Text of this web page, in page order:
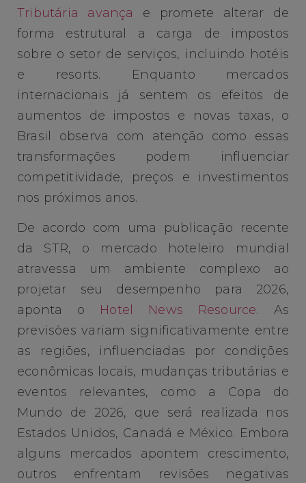
Tributária avança
e promete alterar de
forma estrutural a carga de impostos
sobre o setor de serviços, incluindo hotéis
e resorts. Enquanto mercados
internacionais já sentem os efeitos de
aumentos de impostos e novas taxas, o
Brasil observa com atenção como essas
transformações podem influenciar
competitividade, preços e investimentos
nos próximos anos.
De acordo com uma publicação recente
da STR, o mercado hoteleiro mundial
atravessa um ambiente complexo ao
projetar seu desempenho para 2026,
aponta o Hotel News Resource. As
previsões variam significativamente entre
as regiões, influenciadas por condições
econômicas locais, mudanças tributárias e
eventos relevantes, como a Copa do
Mundo de 2026, que será realizada nos
Estados Unidos, Canadá e México. Embora
alguns mercados apontem crescimento,
outros enfrentam revisões negativas